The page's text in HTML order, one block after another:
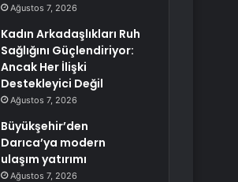
Ağustos 7, 2026
Kadın Arkadaşlıkları Ruh
Sağlığını Güçlendiriyor:
Ancak Her İlişki
Destekleyici Değil
Ağustos 7, 2026
Büyükşehir’den
Darıca’ya modern
ulaşım yatırımı
Ağustos 7, 2026